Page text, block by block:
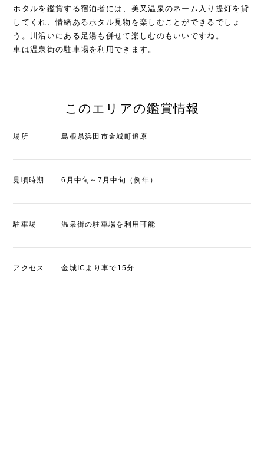
ホタルを鑑賞する宿泊者には、美又温泉のネーム入り提灯を貸
してくれ、情緒あるホタル見物を楽しむことができるでしょ
う。川沿いにある足湯も併せて楽しむのもいいですね。
車は温泉街の駐車場を利用できます。
このエリアの鑑賞情報
場所 島根県浜田市金城町追原
見頃時期 6月中旬～7月中旬（例年）
駐車場 温泉街の駐車場を利用可能
アクセス 金城ICより車で15分